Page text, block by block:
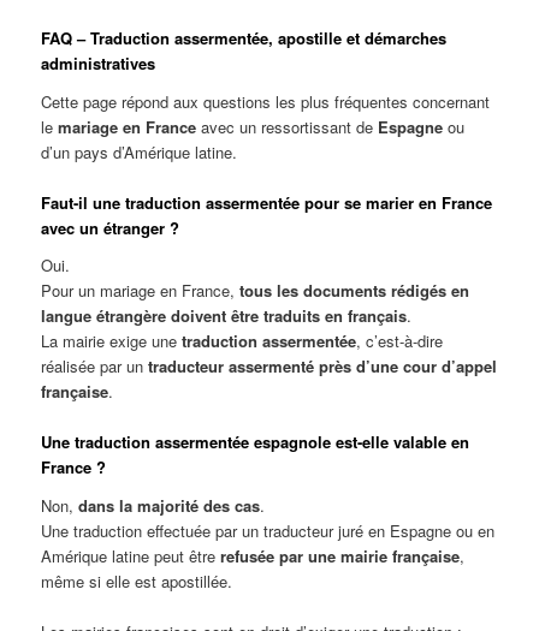
FAQ – Traduction assermentée, apostille et démarches
administratives
Cette page répond aux questions les plus fréquentes concernant
lemariage en France avec un ressortissant de Espagne ou
d’un pays d’Amérique latine.
Faut-il une traduction assermentée pour se marier en France
avec un étranger ?
Oui.
Pour un mariage en France,tous les documents rédigés en
langue étrangère doivent être traduits en français.
La mairie exige unetraduction assermentée, c’est-à-dire
réalisée par untraducteur assermenté près d’une cour d’appel
française.
Une traduction assermentée espagnole est-elle valable en
France ?
Non,dans la majorité des cas.
Une traduction effectuée par un traducteur juré en Espagne ou en
Amérique latine peut êtrerefusée par une mairie française,
même si elle est apostillée.